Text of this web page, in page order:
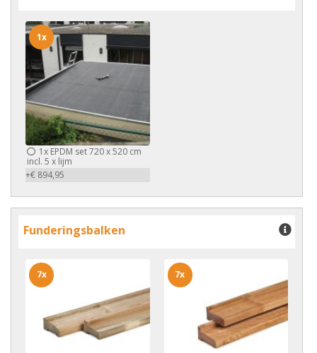
1x EPDM set 720 x 520 cm
incl. 5 x lijm
+€ 894,95
1x
Funderingsbalken
7x 7x